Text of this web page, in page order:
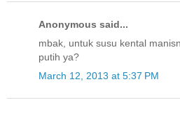
Anonymous said...
mbak, untuk susu kental
putih ya?
March 12, 2013 at 5:37 PM